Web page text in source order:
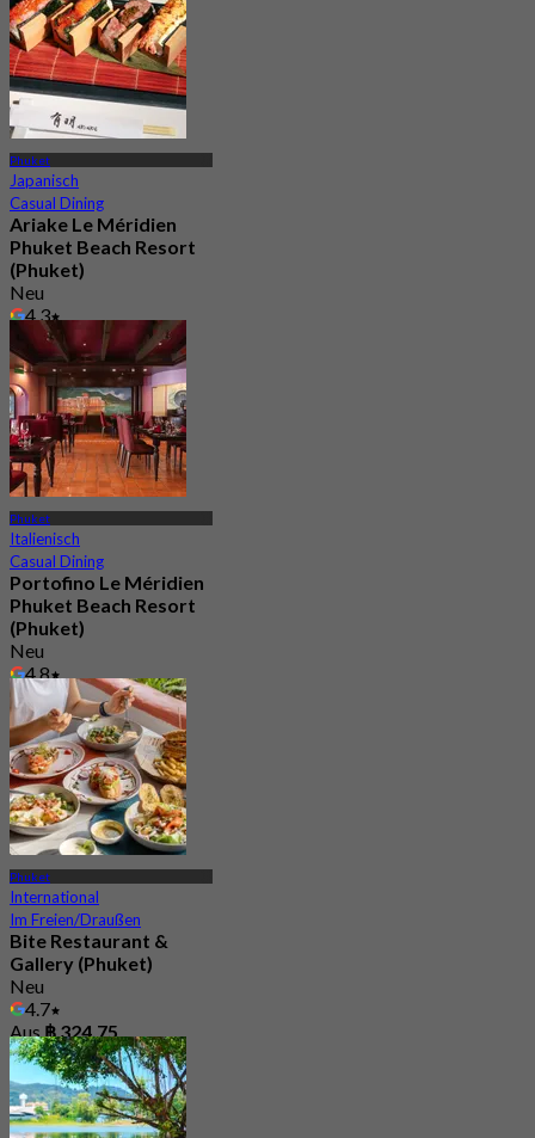
Phuket
Japanisch
Casual Dining
Ariake Le Méridien
Phuket Beach Resort
(Phuket)
Neu
4.3
Aus ฿ 890
Phuket
Italienisch
Casual Dining
Portofino Le Méridien
Phuket Beach Resort
(Phuket)
Neu
4.8
Aus฿ 890
Phuket
International
Im Freien/Draußen
Bite Restaurant &
Gallery (Phuket)
Neu
4.7
Aus฿ 324.75